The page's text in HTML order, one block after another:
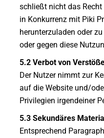
schließt nicht das Recht
in Konkurrenz mit Piki
herunterzuladen oder
oder gegen diese
5.2 Verbot von
Der Nutzer nimmt zur
auf die Website und/
Privilegien irgendeiner
5.3 Sekundäres
Entsprechend